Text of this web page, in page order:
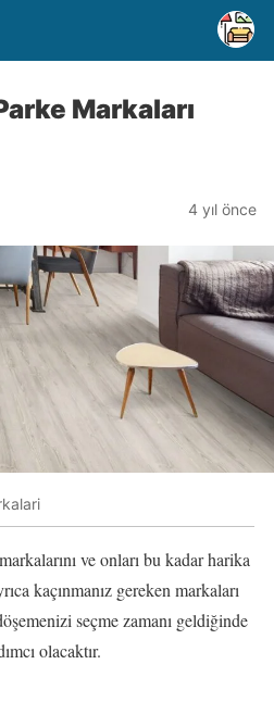
Markaları
4 yıl önce
ve onları bu kadar harika
kaçınmanız gereken markaları
seçme zamanı geldiğinde
olacaktır.